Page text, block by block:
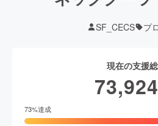
SF_CECS プ
現在の支援
73,924
73%達成